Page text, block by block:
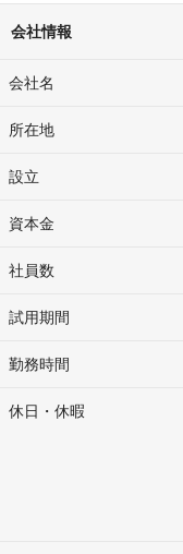
会社情報
会社名
所在地
設立
資本金
社員数
試用期間
勤務時間
休日・休暇